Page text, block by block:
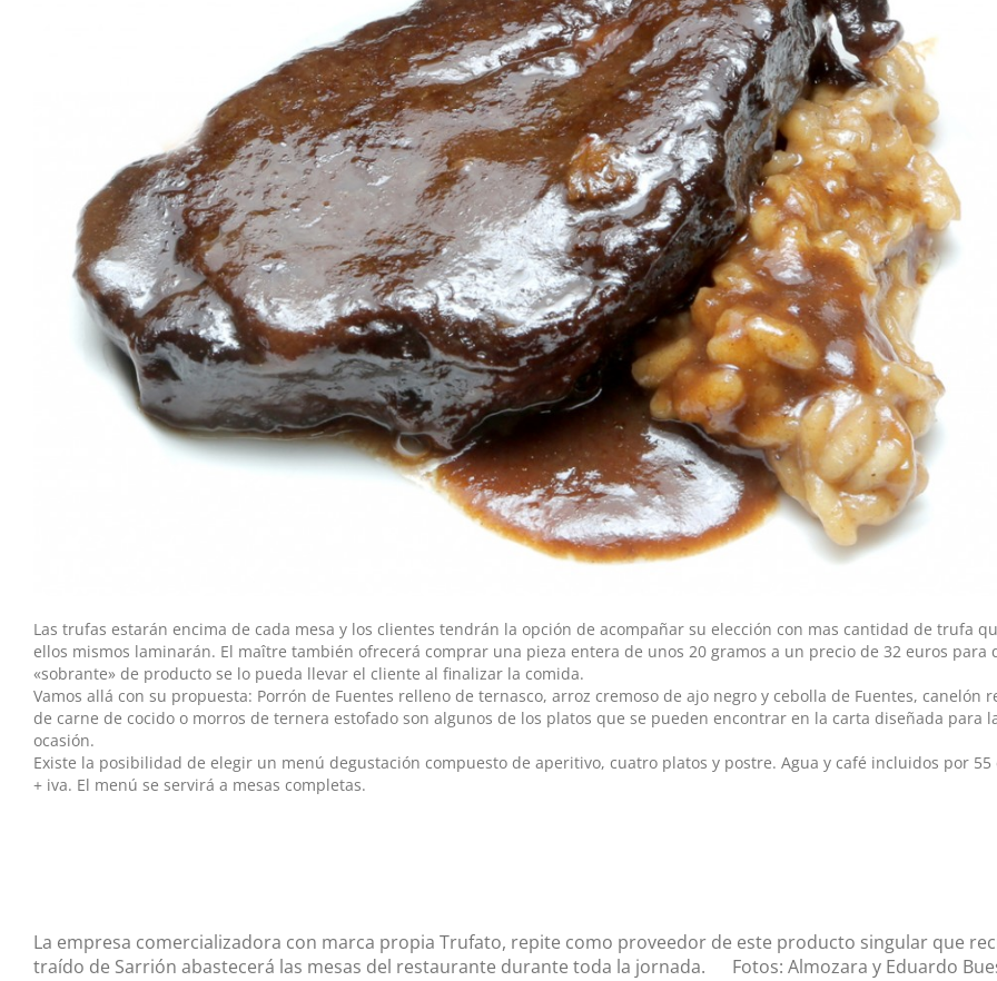
Las trufas estarán encima de cada mesa y los clientes tendrán la opción de acompañar su elección con mas cantidad de trufa
ellos mismos laminarán. El maître también ofrecerá comprar una pieza entera de unos 20 gramos a un precio de 32 euros para
«sobrante» de producto se lo pueda llevar el cliente al finalizar la comida.
Vamos allá con su propuesta: Porrón de Fuentes relleno de ternasco, arroz cremoso de ajo negro y cebolla de Fuentes, canelón
de carne de cocido o morros de ternera estofado son algunos de los platos que se pueden encontrar en la carta diseñada para
ocasión.
Existe la posibilidad de elegir un menú degustación compuesto de aperitivo, cuatro platos y postre. Agua y café incluidos por 55
+ iva. El menú se servirá a mesas completas.
La empresa comercializadora con marca propia Trufato, repite como proveedor de este producto singular que
traído de Sarrión abastecerá las mesas del restaurante durante toda la jornada. Fotos: Almozara y Eduardo